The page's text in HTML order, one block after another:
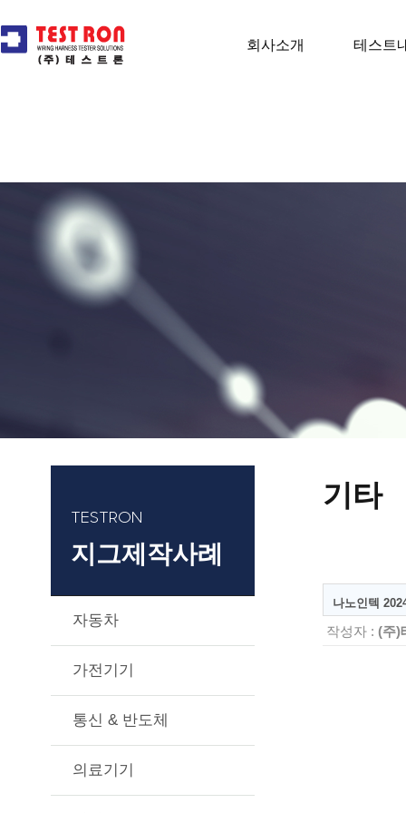
회사소개 테스트
TESTRON
지그제작사례
자동차
가전기기
통신 & 반도체
의료기기
기타
나노인텍
작성자 : (주)